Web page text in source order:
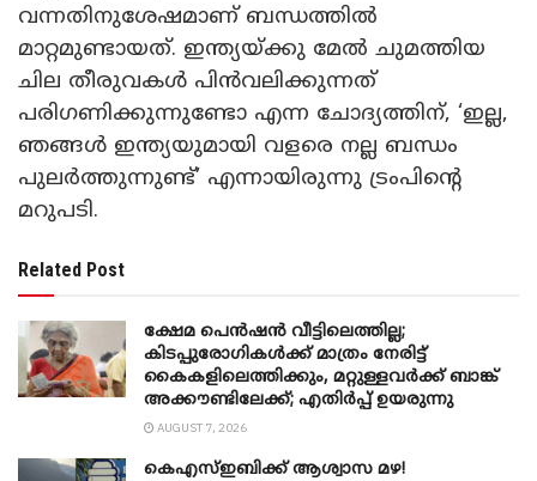
വന്നതിനുശേഷമാണ് ബന്ധത്തിൽ
മാറ്റമുണ്ടായത്. ഇന്ത്യയ്ക്കു മേൽ ചുമത്തിയ
ചില തീരുവകൾ പിൻവലിക്കുന്നത്
പരിഗണിക്കുന്നുണ്ടോ എന്ന ചോദ്യത്തിന്, ‘ഇല്ല,
ഞങ്ങൾ ഇന്ത്യയുമായി വളരെ നല്ല ബന്ധം
പുലർത്തുന്നുണ്ട്’ എന്നായിരുന്നു ട്രംപിന്റെ
മറുപടി.
Related Post
ക്ഷേമ പെൻഷൻ വീട്ടിലെത്തില്ല;
കിടപ്പുരോഗികൾക്ക് മാത്രം നേരിട്ട്
കൈകളിലെത്തിക്കും, മറ്റുള്ളവർക്ക് ബാങ്ക്
അക്കൗണ്ടിലേക്ക്; എതിർപ്പ് ഉയരുന്നു
AUGUST 7, 2026
കെഎസ്ഇബിക്ക് ആശ്വാസ മഴ!